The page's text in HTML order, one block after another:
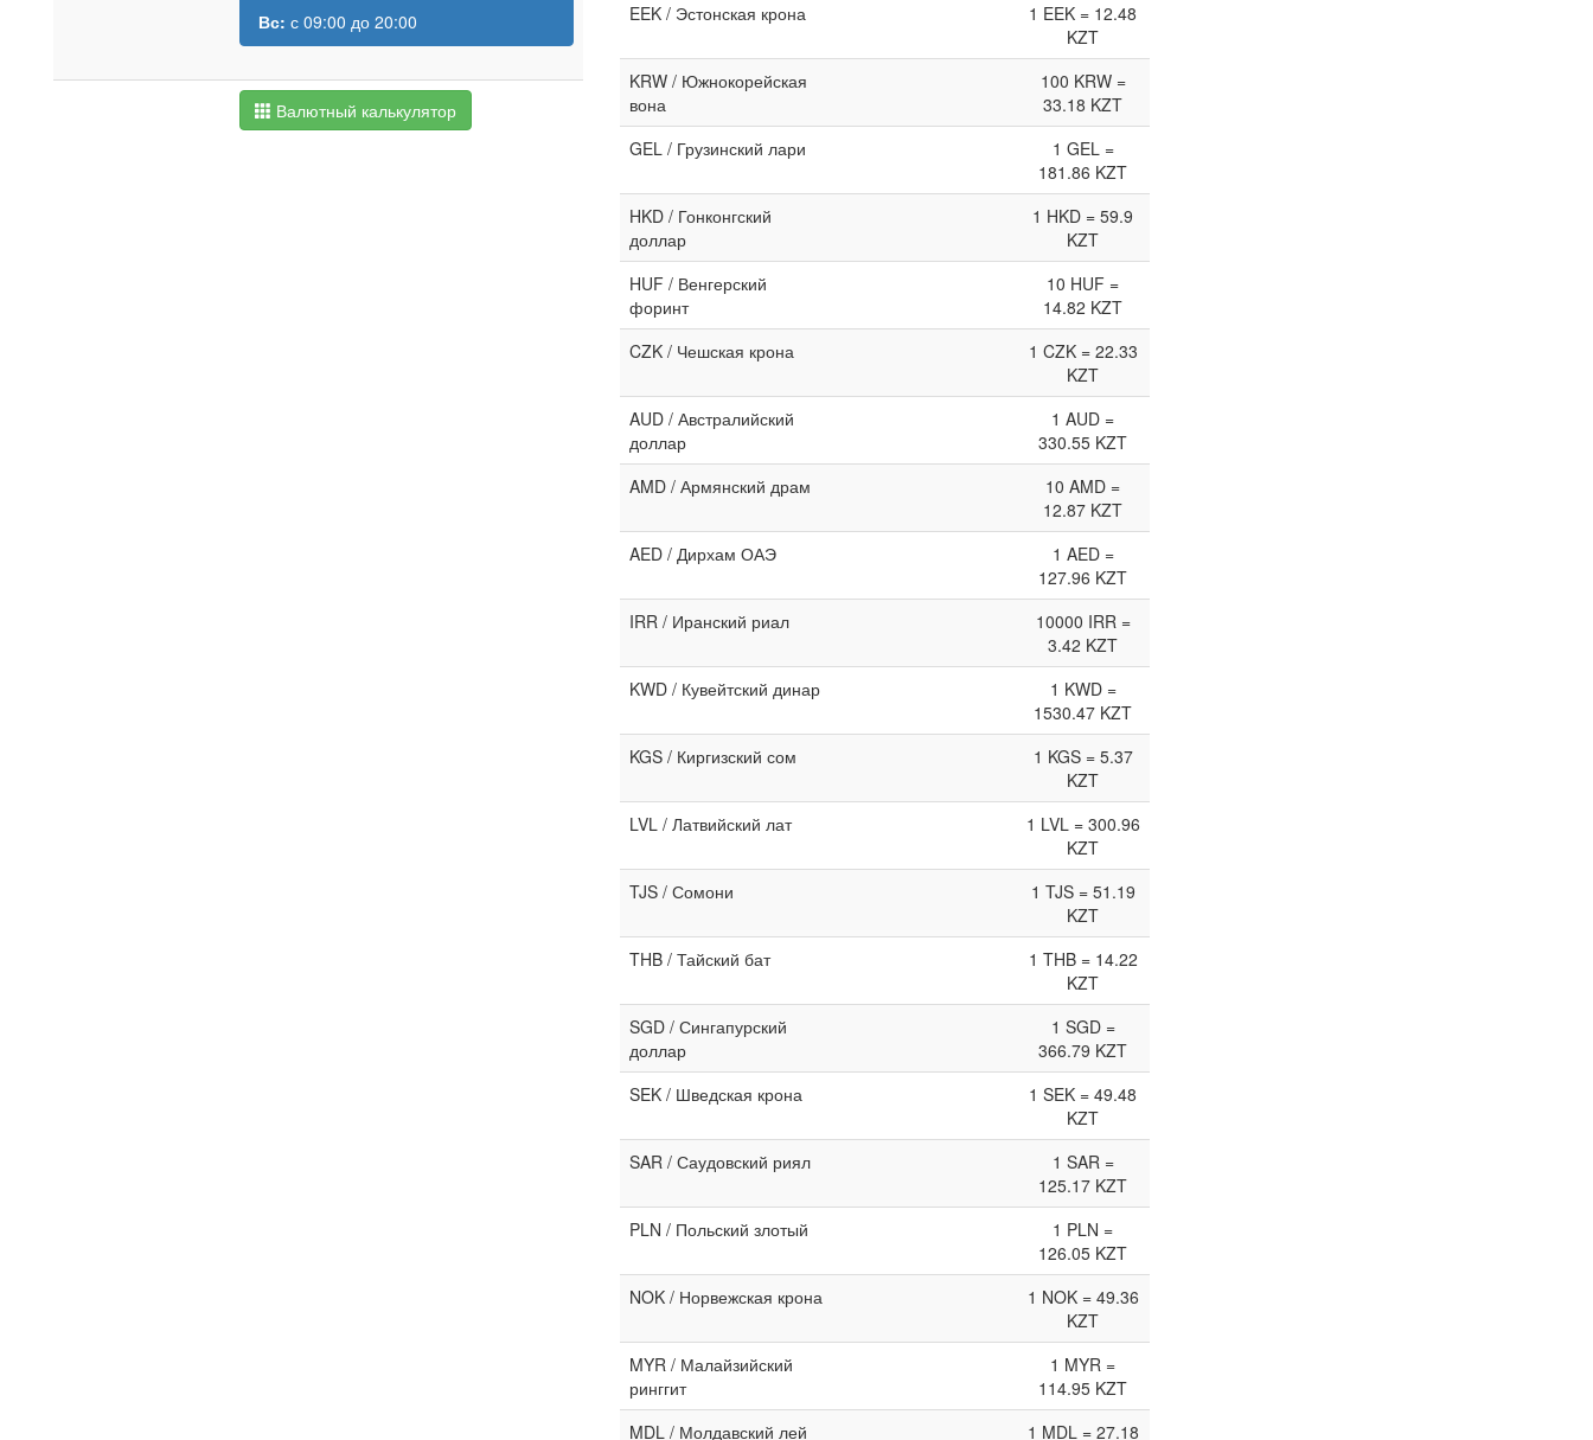
Вс: с 09:00 до 20:00
Валютный калькулятор
EEK / Эстонская крона
1 EEK = 12.48
KZT
KRW / Южнокорейская
вона
100 KRW =
33.18 KZT
GEL / Грузинский лари
1 GEL =
181.86 KZT
HKD / Гонконгский
доллар
1 HKD = 59.9
KZT
HUF / Венгерский
форинт
10 HUF =
14.82 KZT
CZK / Чешская крона
1 CZK = 22.33
KZT
AUD / Австралийский
доллар
1 AUD =
330.55 KZT
AMD / Армянский драм
10 AMD =
12.87 KZT
AED / Дирхам ОАЭ
1 AED =
127.96 KZT
IRR / Иранский риал
10000 IRR =
3.42 KZT
KWD / Кувейтский динар
1 KWD =
1530.47 KZT
KGS / Киргизский сом
1 KGS = 5.37
KZT
LVL / Латвийский лат
1 LVL = 300.96
KZT
TJS / Сомони
1 TJS = 51.19
KZT
THB / Тайский бат
1 THB = 14.22
KZT
SGD / Сингапурский
доллар
1 SGD =
366.79 KZT
SEK / Шведская крона
1 SEK = 49.48
KZT
SAR / Саудовский риял
1 SAR =
125.17 KZT
PLN / Польский злотый
1 PLN =
126.05 KZT
NOK / Норвежская крона
1 NOK = 49.36
KZT
MYR / Малайзийский
ринггит
1 MYR =
114.95 KZT
MDL / Молдавский лей
1 MDL = 27.18